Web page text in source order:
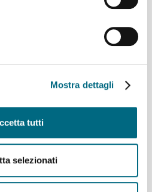
Mostra dettagli
tutti
selezionati
alle ore 18.00
allo
attivo il servizio delle linee BM
SM (piazza Acquaverde -